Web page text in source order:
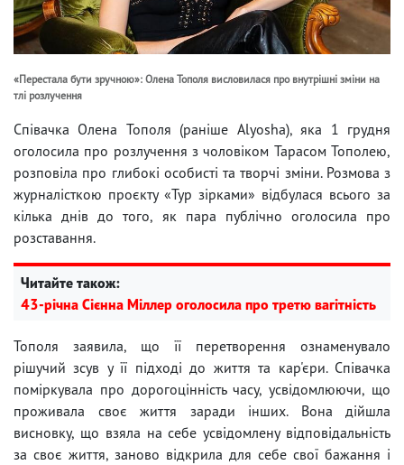
«Перестала бути зручною»: Олена Тополя висловилася про внутрішні зміни на
тлі розлучення
Співачка Олена Тополя (раніше Alyosha), яка 1 грудня
оголосила про розлучення з чоловіком Тарасом Тополею,
розповіла про глибокі особисті та творчі зміни. Розмова з
журналісткою проєкту «Тур зірками» відбулася всього за
кілька днів до того, як пара публічно оголосила про
розставання.
Читайте також:
43-річна Сієнна Міллер оголосила про третю вагітність
Тополя заявила, що її перетворення ознаменувало
рішучий зсув у її підході до життя та кар'єри. Співачка
поміркувала про дорогоцінність часу, усвідомлюючи, що
проживала своє життя заради інших. Вона дійшла
висновку, що взяла на себе усвідомлену відповідальність
за своє життя, заново відкрила для себе свої бажання і